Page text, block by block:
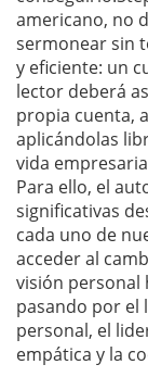
americano, no
sermonear sin
y eficiente: un
lector deberá
propia cuenta,
aplicándolas
vida
Para ello, el
significativas
cada uno de
acceder al
visión personal
pasando por el
personal, el
empática y la